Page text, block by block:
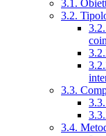
3.1.
3.2.
3.3.
3.4.